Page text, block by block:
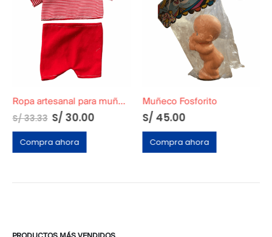
Ropa artesanal para muñeco vintage tipo orejón (compatible con Topo Gigio)
S/33.33 S/30.00
Compra ahora
Muñeco Fosforito
S/ 45.00
Compra ahora